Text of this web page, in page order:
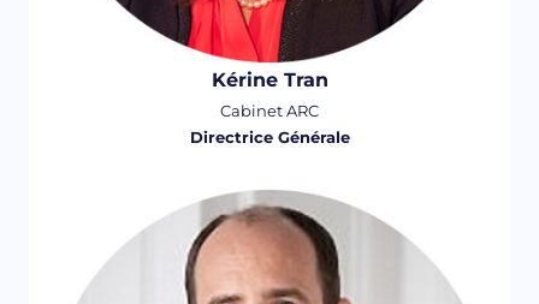
Kérine Tran
Cabinet ARC
Directrice Générale